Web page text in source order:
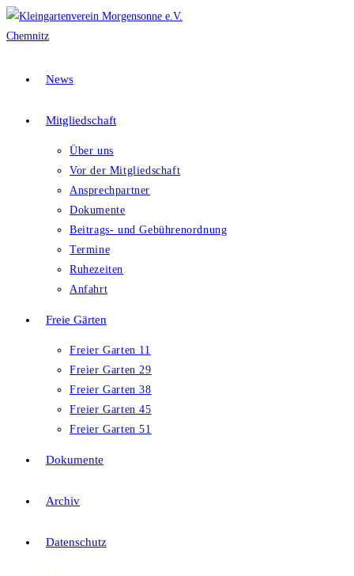
News
Mitgliedschaft
Über uns
Vor der Mitgliedschaft
Ansprechpartner
Dokumente
Beitrags- und Gebührenordnung
Termine
Ruhezeiten
Anfahrt
Freie Gärten
Freier Garten 11
Freier Garten 29
Freier Garten 38
Freier Garten 45
Freier Garten 51
Dokumente
Archiv
Datenschutz